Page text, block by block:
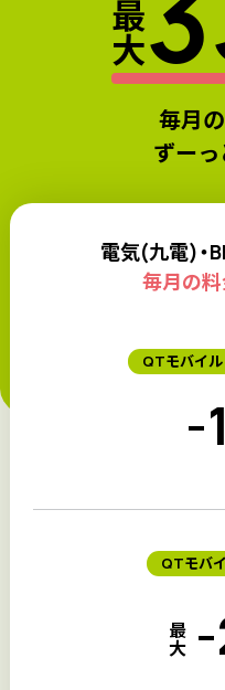
最
大
毎月
ずーっ
電気(九電)・
毎月の料
QTモバイル
-
QTモバ
最
大